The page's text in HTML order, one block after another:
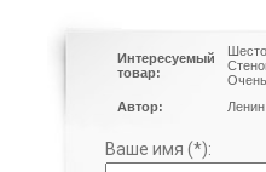
Интересуемый
товар:
Автор:
Ваше имя (*):